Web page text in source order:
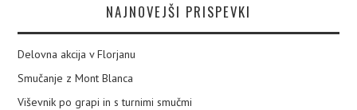
NAJNOVEJŠI PRISPEVKI
Delovna akcija v Florjanu
Smučanje z Mont Blanca
Viševnik po grapi in s turnimi smučmi